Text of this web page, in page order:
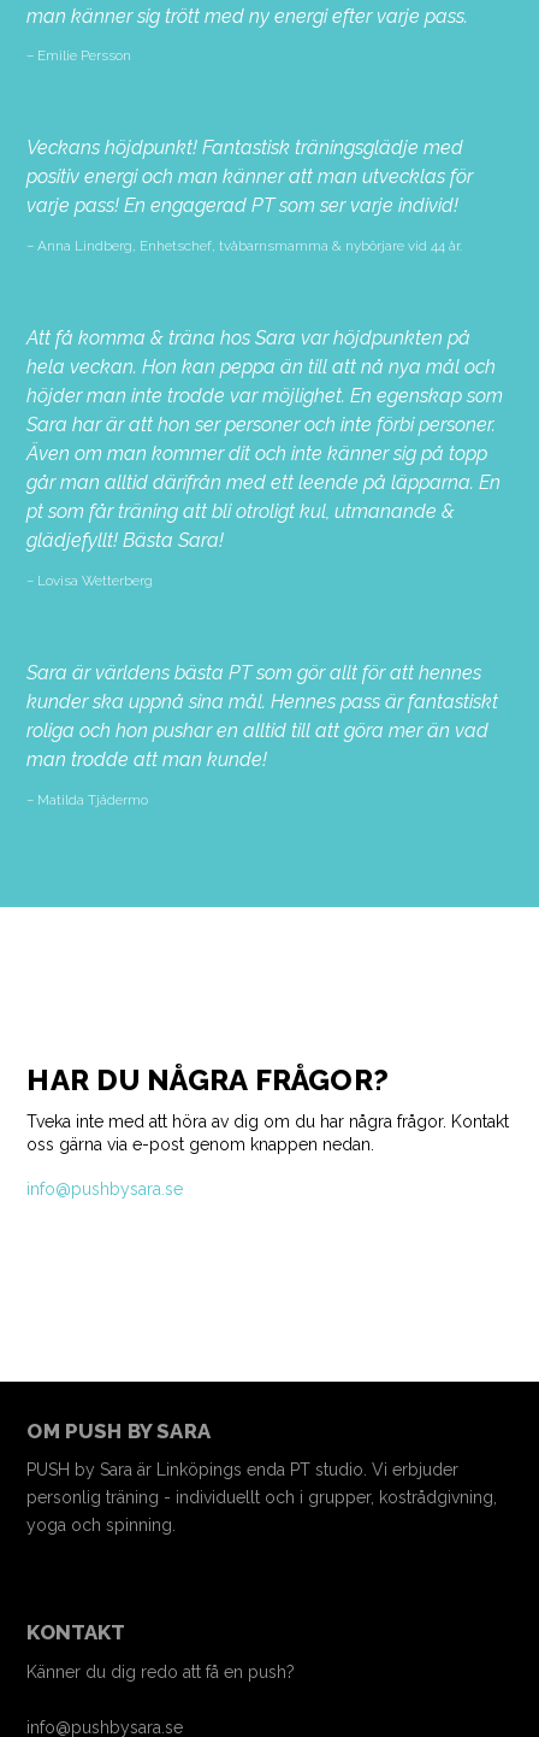
man känner sig trött med ny energi efter varje pass.
Emilie Persson
Veckans höjdpunkt! Fantastisk träningsglädje med
positiv energi och man känner att man utvecklas för
varje pass! En engagerad PT som ser varje individ!
Anna Lindberg, Enhetschef, tvåbarnsmamma & nybörjare vid 44 år.
Att få komma & träna hos Sara var höjdpunkten på
hela veckan. Hon kan peppa än till att nå nya mål och
höjder man inte trodde var möjlighet. En egenskap som
Sara har är att hon ser personer och inte förbi personer.
Även om man kommer dit och inte känner sig på topp
går man alltid därifrån med ett leende på läpparna. En
pt som får träning att bli otroligt kul, utmanande &
glädjefyllt! Bästa Sara!
Lovisa Wetterberg
Sara är världens bästa PT som gör allt för att hennes
kunder ska uppnå sina mål. Hennes pass är fantastiskt
roliga och hon pushar en alltid till att göra mer än vad
man trodde att man kunde!
Matilda Tjädermo
HAR DU NÅGRA FRÅGOR?
Tveka inte med att höra av dig om du har några frågor. Kontakt
oss gärna via e-post genom knappen nedan.
info@pushbysara.se
OM PUSH BY SARA
PUSH by Sara är Linköpings enda PT studio. Vi erbjuder
personlig träning - individuellt och i grupper, kostrådgivning,
yoga och spinning.
KONTAKT
Känner du dig redo att få en push?
info@pushbysara.se